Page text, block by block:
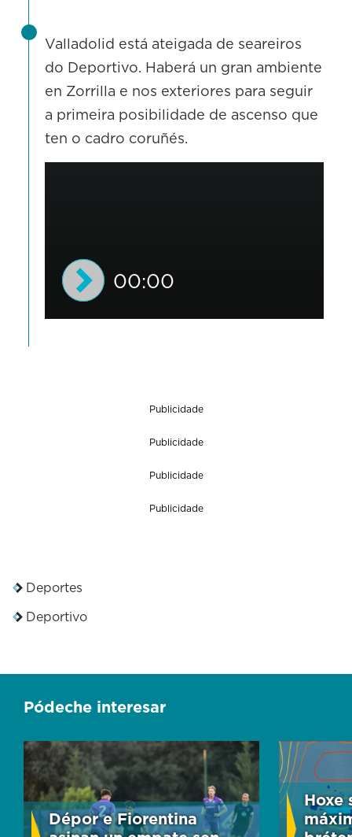
Valladolid está ateigada de seareiros
do Deportivo. Haberá un gran ambiente
en Zorrilla e nos exteriores para seguir
a primeira posibilidade de ascenso que
ten o cadro coruñés.
s
e
d
00:00
Publicidade
Publicidade
Publicidade
Publicidade
Deportes
Deportivo
Pódeche interesar
Dépor e Fiorentina
Hoxe